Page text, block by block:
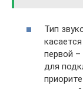
Тип
первой –
для